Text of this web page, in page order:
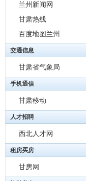
兰州新闻网
甘肃热线
百度地图兰州
交通信息
甘肃省气象局
手机通信
甘肃移动
人才招聘
西北人才网
租房买房
甘房网